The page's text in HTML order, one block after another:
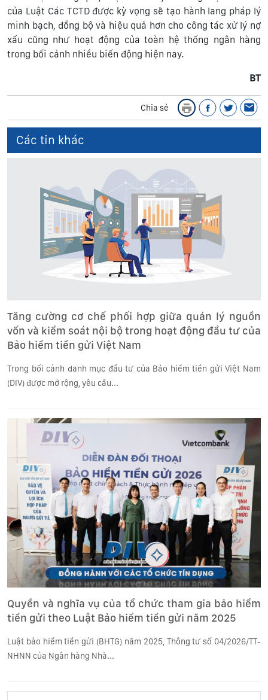
của Luật Các TCTD được kỳ vọng sẽ tạo hành lang pháp lý
minh bạch, đồng bộ và hiệu quả hơn cho công tác xử lý nợ
xấu cũng như hoạt động của toàn hệ thống ngân hàng
trong bối cảnh nhiều biến động hiện nay.
BT
Chia sẻ
Các tin khác
Tăng cường cơ chế phối hợp giữa quản lý nguồn
vốn và kiểm soát nội bộ trong hoạt động đầu tư của
Bảo hiểm tiền gửi Việt Nam
Trong bối cảnh danh mục đầu tư của Bảo hiểm tiền gửi Việt Nam
(DIV) được mở rộng, yêu cầu...
Quyền và nghĩa vụ của tổ chức tham gia bảo hiểm
tiền gửi theo Luật Bảo hiểm tiền gửi năm 2025
Luật bảo hiểm tiền gửi (BHTG) năm 2025, Thông tư số 04/2026/TT-
NHNN của Ngân hàng Nhà...